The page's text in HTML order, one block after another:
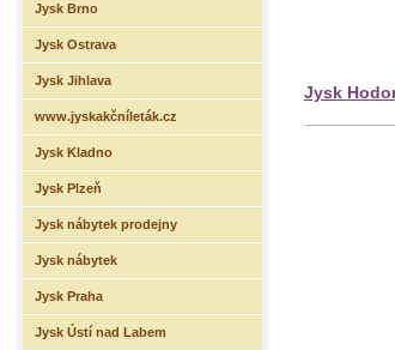
Jysk
Jysk Brno
Jysk Ostrava
Jysk Jihlava
www.jyskakčníleták.cz
Jysk Kladno
Jysk Plzeň
Jysk nábytek prodejny
Jysk nábytek
Jysk Praha
Jysk Ústí nad Labem